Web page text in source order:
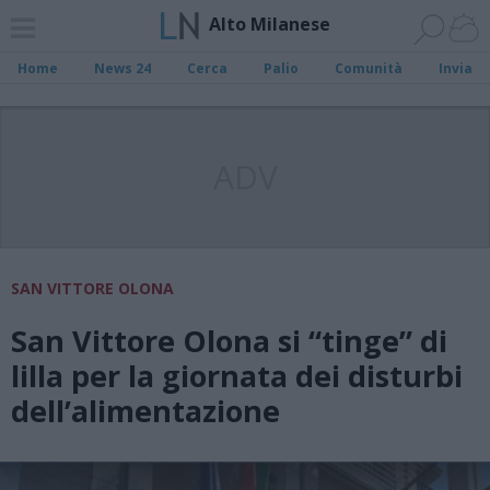
Alto Milanese
Home News 24 Cerca Palio Comunità Invia
SAN VITTORE OLONA
San Vittore Olona si “tinge” di
lilla per la giornata dei disturbi
dell’alimentazione